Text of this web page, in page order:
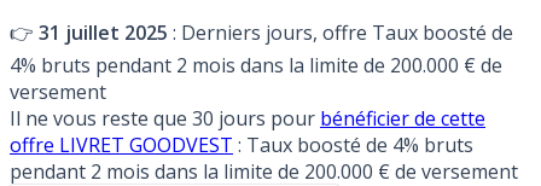
👉 31 juillet 2025 : Derniers jours, offre Taux boosté de
4% bruts pendant 2 mois dans la limite de 200.000 € de
versement
Il ne vous reste que 30 jours pour bénéficier de cette
offre LIVRET GOODVEST : Taux boosté de 4% bruts
pendant 2 mois dans la limite de 200.000 € de versement